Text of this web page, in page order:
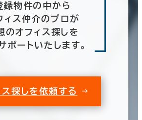
録物件の中から
ィス仲介のプロが
のオフィス探しを
ポートいたします。
ス探しを依頼する